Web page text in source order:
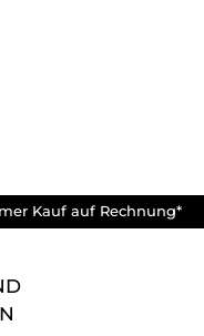
Kauf auf Rechnung*